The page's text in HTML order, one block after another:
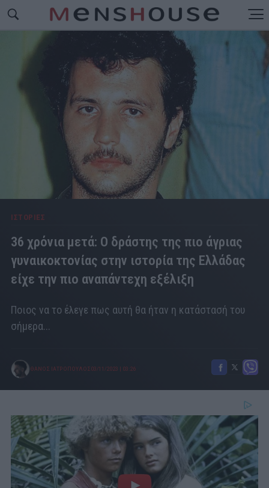
ΙΣΤΟΡΙΕΣ
36 χρόνια μετά: Ο δράστης της πιο άγριας
γυναικοκτονίας στην ιστορία της Ελλάδας
είχε την πιο αναπάντεχη εξέλιξη
Ποιος να το έλεγε πως αυτή θα ήταν η κατάστασή του
σήμερα...
ΘΑΝΟΣ ΙΑΤΡΟΠΟΥΛΟΣ 03/11/2023 03:26